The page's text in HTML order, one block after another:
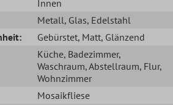
Innen
Metall, Glas, Edelstahl
Gebürstet, Matt, Glänzend
Küche, Badezimmer,
Waschraum, Abstellraum, Flur,
Wohnzimmer
Mosaikfliese